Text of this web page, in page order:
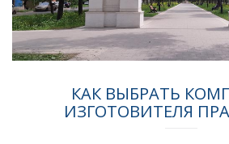
КАК ВЫБРАТЬ
ИЗГОТОВИТЕЛЯ